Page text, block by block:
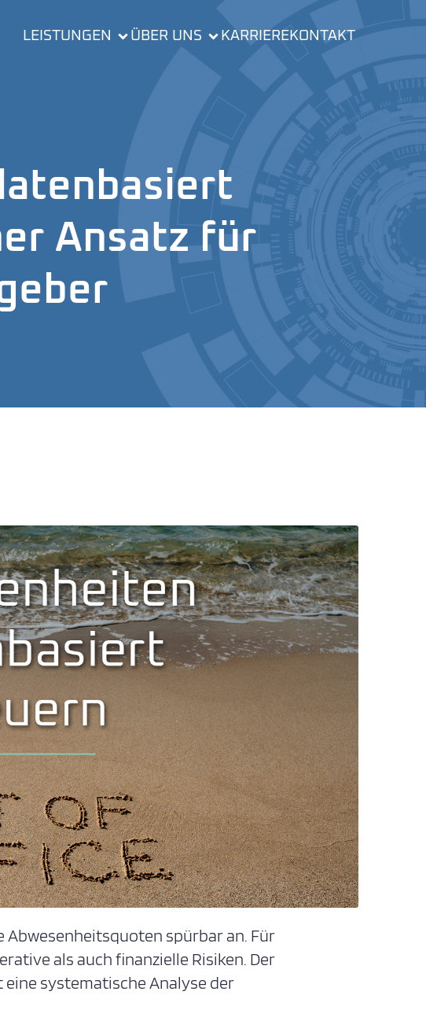
LEISTUNGEN ÜBER UNS KARRIEREKONTAKT
Ansatz für
Abwesenheitsquoten spürbar an. Für
als auch finanzielle Risiken. Der
eine systematische Analyse der